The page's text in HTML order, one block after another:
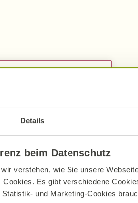
Details
beim Datenschutz
verstehen, wie Sie unsere
Es gibt verschiedene
und Marketing-Cookies
noch mehr
2 EL
Schüssel bei
schmeckt